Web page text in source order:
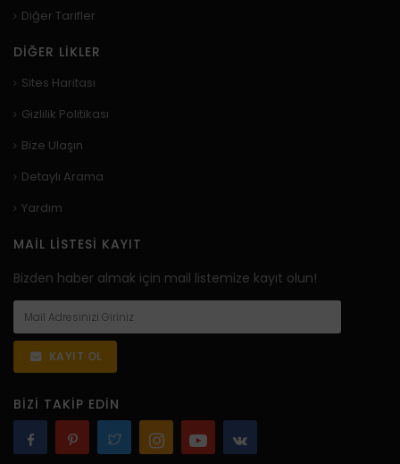
Diğer Tarifler
DIĞER LIKLER
Sites Haritası
Gizlilik Politikası
Bize Ulaşın
Detaylı Arama
Yardım
MAIL LISTESI KAYIT
Bizden haber almak için mail listemize kayıt olun!
KAYIT OL
BIZI TAKIP EDIN